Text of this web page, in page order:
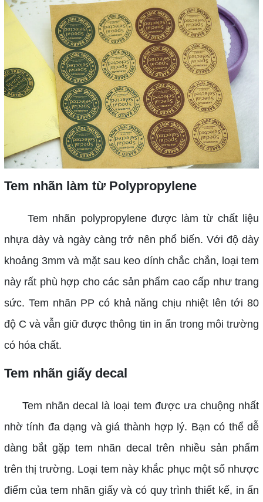
Tem nhãn làm từ Polypropylene
Tem nhãn polypropylene được làm từ chất liệu
nhựa dày và ngày càng trở nên phổ biến. Với độ dày
khoảng 3mm và mặt sau keo dính chắc chắn, loại tem
này rất phù hợp cho các sản phẩm cao cấp như trang
sức. Tem nhãn PP có khả năng chịu nhiệt lên tới 80
độ C và vẫn giữ được thông tin in ấn trong môi trường
có hóa chất.
Tem nhãn giấy decal
Tem nhãn decal là loại tem được ưa chuộng nhất
nhờ tính đa dạng và giá thành hợp lý. Bạn có thể dễ
dàng bắt gặp tem nhãn decal trên nhiều sản phẩm
trên thị trường. Loại tem này khắc phục một số nhược
điểm của tem nhãn giấy và có quy trình thiết kế, in ấn